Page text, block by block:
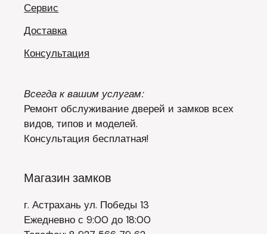
Сервис
Доставка
Консультация
Всегда к вашим услугам:
Ремонт обслуживание дверей и замков всех
видов, типов и моделей.
Консультация бесплатная!
Магазин замков
г. Астрахань ул. Победы 13
Ежедневно с 9:00 до 18:00